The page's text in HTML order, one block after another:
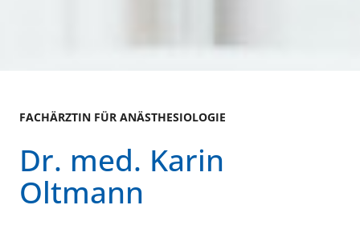
FACHÄRZTIN FÜR ANÄSTHESIOLOGIE
Dr. med. Karin
Oltmann